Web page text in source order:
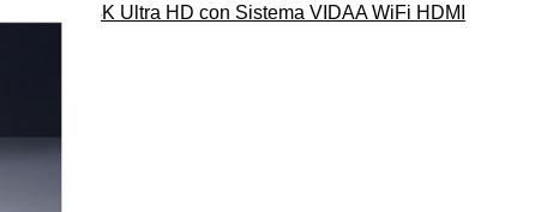
EL 4K Ultra HD con Sistema VIDAA WiFi HDMI